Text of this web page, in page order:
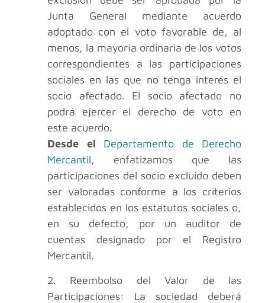
Junta General mediante acuerdo
adoptado con el voto favorable de, al
menos, la mayoría ordinaria de los votos
correspondientes a las participaciones
sociales en las que no tenga interés el
socio afectado. El socio afectado no
podrá ejercer el derecho de voto en
este acuerdo.
Desde el Departamento de Derecho
Mercantil, enfatizamos que las
participaciones del socio excluido deben
ser valoradas conforme a los criterios
establecidos en los estatutos sociales o,
en su defecto, por un auditor de
cuentas designado por el Registro
Mercantil.
2. Reembolso del Valor de las
Participaciones: La sociedad deberá